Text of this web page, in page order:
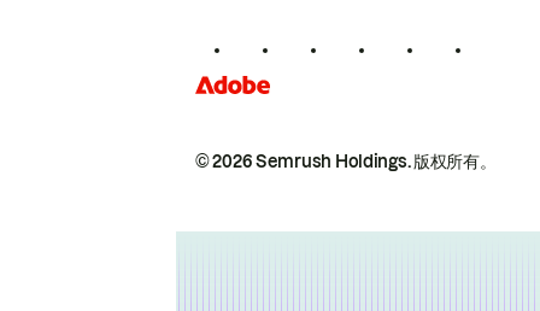
© 2026 Semrush Holdings.版权所有。